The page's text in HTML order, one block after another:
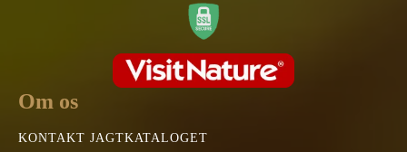
Om os
KONTAKT JAGTKATALOGET